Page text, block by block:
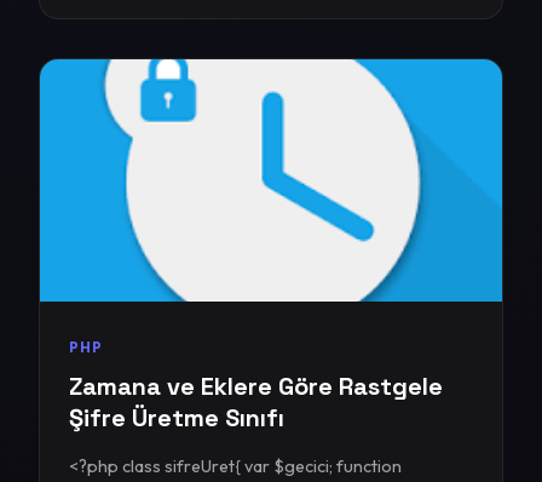
PHP
Zamana ve Eklere Göre Rastgele
Şifre Üretme Sınıfı
<?php class sifreUret{ var $gecici; function